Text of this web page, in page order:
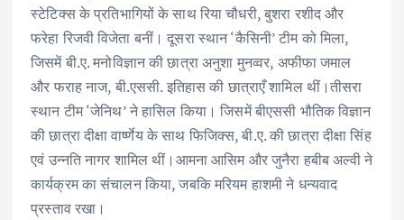
स्टेटिक्स के प्रतिभागियों के साथ रिया चौधरी, बुशरा रशीद और
फरेहा रिजवी विजेता बनीं। दूसरा स्थान ‘कैसिनी’ टीम को मिला,
जिसमें बी.ए. मनोविज्ञान की छात्रा अनुशा मुनव्वर, अफीफा जमाल
और फराह नाज, बी.एससी. इतिहास की छात्राएँ शामिल थीं।तीसरा
स्थान टीम ‘जेनिथ’ ने हासिल किया। जिसमें बीएससी भौतिक विज्ञान
की छात्रा दीक्षा वार्ष्णेय के साथ फिजिक्स, बी.ए. की छात्रा दीक्षा सिंह
एवं उन्नति नागर शामिल थीं।आमना आसिम और जुनैरा हबीब अल्वी ने
कार्यक्रम का संचालन किया, जबकि मरियम हाशमी ने धन्यवाद
प्रस्ताव रखा।